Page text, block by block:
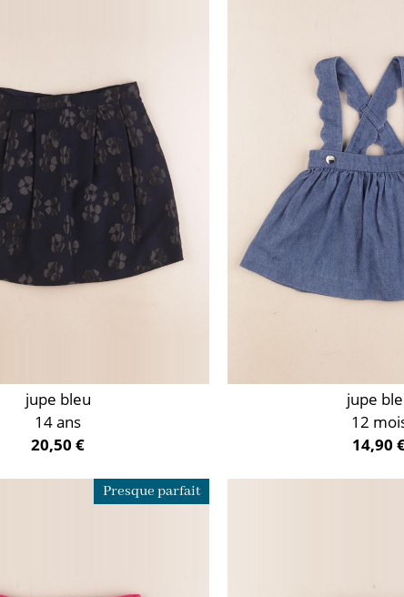
jupe bleu
14 ans
20,50 €
jupe
12
14,90
Presque parfait